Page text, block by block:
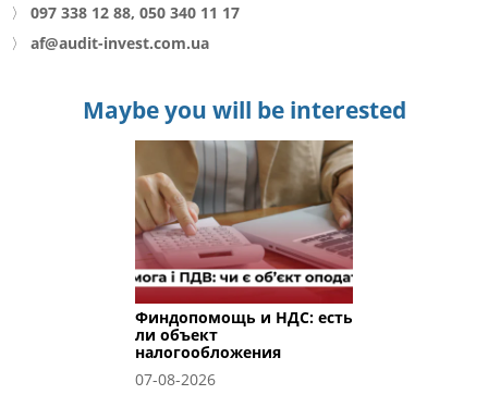
〉
097 338 12 88, 050 340 11 17
〉
af@audit-invest.com.ua
Maybe you will be interested
Финдопомощь и НДС: есть
ли объект
налогообложения
07-08-2026